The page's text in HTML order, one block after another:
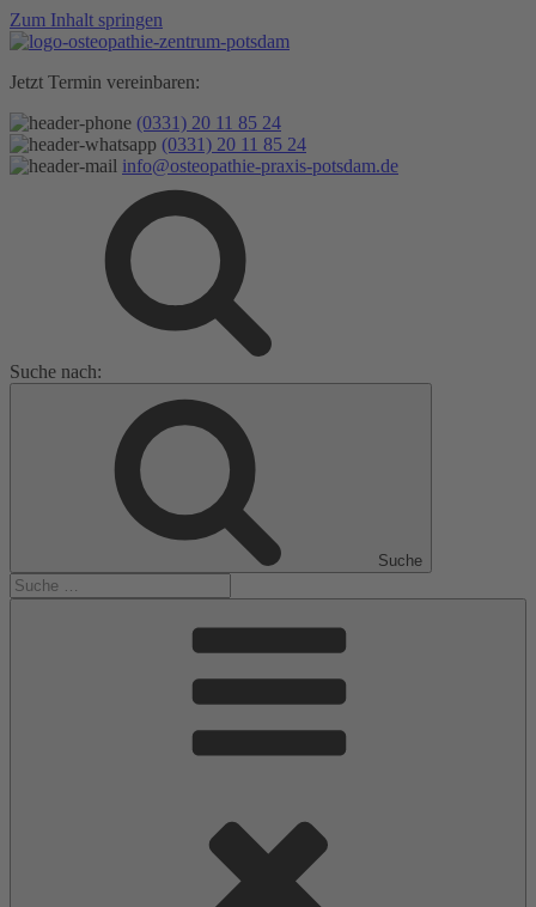
Zum Inhalt springen
Jetzt Termin vereinbaren:
(0331) 20 11 85 24
(0331) 20 11 85 24
info@osteopathie-praxis-potsdam.de
Suche nach:
Suche